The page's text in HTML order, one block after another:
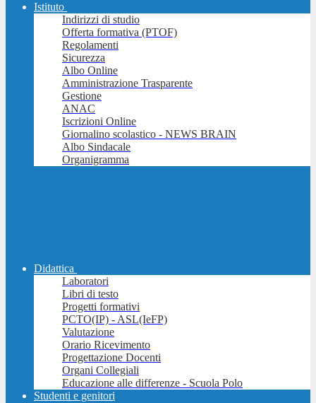
Istituto
Indirizzi di studio
Offerta formativa (PTOF)
Regolamenti
Sicurezza
Albo Online
Amministrazione Trasparente
Gestione
ANAC
Iscrizioni Online
Giornalino scolastico - NEWS BRAIN
Albo Sindacale
Organigramma
Didattica
Laboratori
Libri di testo
Progetti formativi
PCTO(IP) - ASL(IeFP)
Valutazione
Orario Ricevimento
Progettazione Docenti
Organi Collegiali
Educazione alle differenze - Scuola Polo
Studenti e genitori